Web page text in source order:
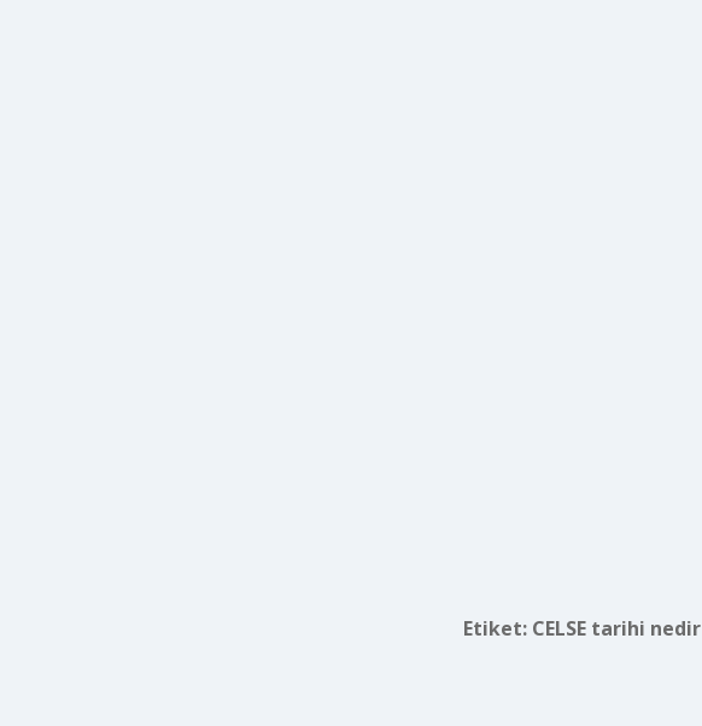
Etiket: CELSE tarihi nedir